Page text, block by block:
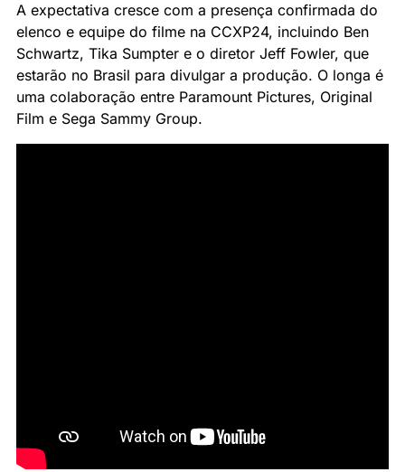
A expectativa cresce com a presença confirmada do
elenco e equipe do filme na CCXP24, incluindo Ben
Schwartz, Tika Sumpter e o diretor Jeff Fowler, que
estarão no Brasil para divulgar a produção. O longa é
uma colaboração entre Paramount Pictures, Original
Film e Sega Sammy Group.